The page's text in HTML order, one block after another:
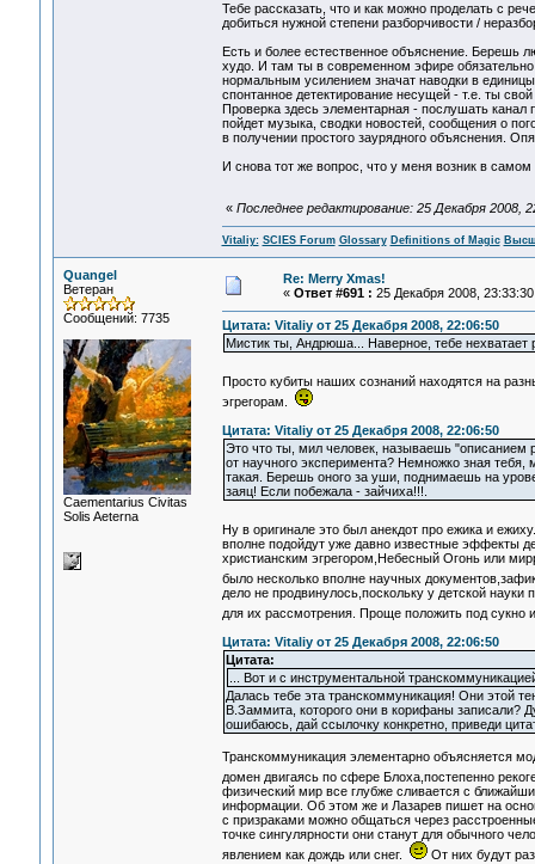
Тебе рассказать, что и как можно проделать с
добиться нужной степени разборчивости /
Есть и более естественное объяснение. Берешь
худо. И там ты в современном эфире
нормальным усилением значат наводки в
спонтанное детектирование несущей - т.е. ты
Проверка здесь элементарная - послушать
пойдет музыка, сводки новостей, сообщения о
в получении простого заурядного объяснения.
И снова тот же вопрос, что у меня возник в самом
« Последнее редактирование: 25 Декабря 2008,
Vitaliy: SCIES Forum Glossary Definitions of Magic
Quangel
Ветеран
Сообщений: 7735
Сaementarius Civitas
Solis Aeterna
Re: Merry Xmas!
« Ответ #691 : 25 Декабря 2008,
Цитата: Vitaliy от 25 Декабря 2008, 22:06:50
Мистик ты, Андрюша... Наверное, тебе
Просто кубиты наших сознаний находятся на
эгрегорам.
Цитата: Vitaliy от 25 Декабря 2008, 22:06:50
Это что ты, мил человек, называешь "описанием
от научного эксперимента? Немножко зная тебя,
такая. Берешь оного за уши, поднимаешь на
заяц! Если побежала - зайчиха!!!.
Ну в оригинале это был анекдот про ежика и
вполне подойдут уже давно известные эффекты
христианским эгрегором,Небесный Огонь или
было несколько вполне научных
дело не продвинулось,поскольку у детской науки
для их рассмотрения. Проще положить под сукно
Цитата: Vitaliy от 25 Декабря 2008, 22:06:50
Цитата:
... Вот и с инструментальной
Далась тебе эта транскоммуникация! Они этой
В.Заммита, которого они в корифаны записали?
ошибаюсь, дай ссылочку конкретно, приведи
Транскоммуникация элементарно объясняется
домен двигаясь по сфере Блоха,постепенно
физический мир все глубже сливается с
информации. Об этом же и Лазарев пишет на
с призраками можно общаться через
точке сингулярности они станут для обычного
явлением как дождь или снег.
От них будут